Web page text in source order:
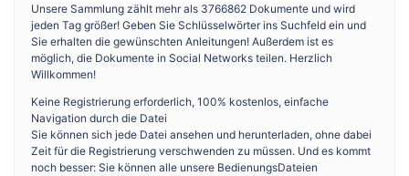
Unsere Sammlung zählt mehr als 3766862 Dokumente und wird
jeden Tag größer! Geben Sie Schlüsselwörter ins Suchfeld ein und
Sie erhalten die gewünschten Anleitungen! Außerdem ist es
möglich, die Dokumente in Social Networks teilen. Herzlich
Willkommen!
Keine Registrierung erforderlich, 100% kostenlos, einfache
Navigation durch die Datei
Sie können sich jede Datei ansehen und herunterladen, ohne dabei
Zeit für die Registrierung verschwenden zu müssen. Und es kommt
noch besser: Sie können alle unsere BedienungsDateien